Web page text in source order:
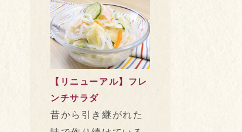
【リニューアル】フレ
ンチサラダ
昔から引き継がれた